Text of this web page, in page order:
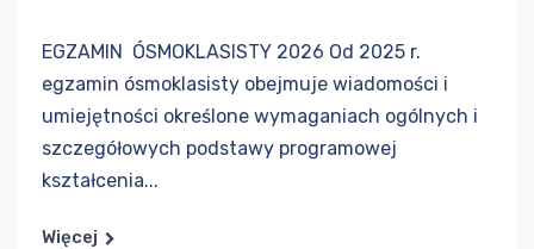
EGZAMIN ÓSMOKLASISTY 2026 Od 2025 r.
egzamin ósmoklasisty obejmuje wiadomości i
umiejętności określone wymaganiach ogólnych i
szczegółowych podstawy programowej
kształcenia...
Więcej